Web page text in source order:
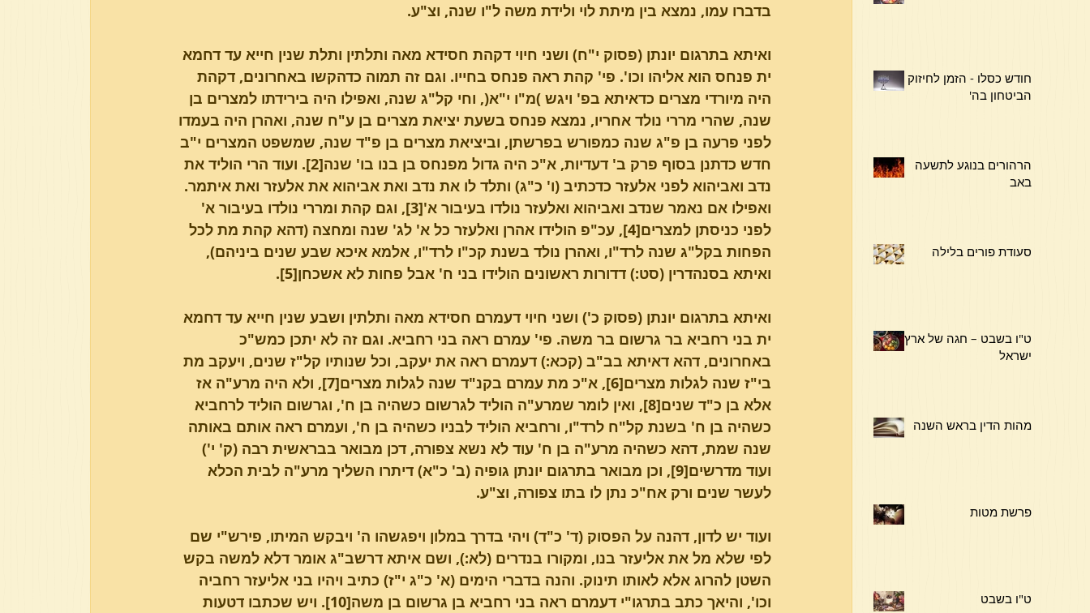
בדברו עמו, נמצא בין מיתת לוי ולידת משה ל"ו שנה, וצ"ע.
ואיתא בתרגום יונתן (פסוק י"ח) ושני חיוי דקהת חסידא מאה ותלתין ותלת שנין חייא עד דחמא
ית פנחס הוא אליהו וכו'. פי' קהת ראה פנחס בחייו. וגם זה תמוה כדהקשו באחרונים, דקהת
היה מיורדי מצרים כדאיתא בפ' ויגש )מ"ו י"א(, וחי קל"ג שנה, ואפילו היה בירידתו למצרים בן
שנה, שהרי מררי נולד אחריו, נמצא פנחס בשעת יציאת מצרים בן ע"ח שנה, ואהרן היה בעמדו
לפני פרעה בן פ"ג שנה כמפורש בפרשתן, וביציאת מצרים בן פ"ד שנה, שמשפט המצרים י"ב
חדש כדתנן בסוף פרק ב' דעדיות, א"כ היה גדול מפנחס בן בנו בו' שנה[2]. ועוד הרי הוליד את
נדב ואביהוא לפני אלעזר כדכתיב (ו' כ"ג) ותלד לו את נדב ואת אביהוא את אלעזר ואת איתמר.
ואפילו אם נאמר שנדב ואביהוא ואלעזר נולדו בעיבור א'[3], וגם קהת ומררי נולדו בעיבור א'
לפני כניסתן למצרים[4], עכ"פ הולידו אהרן ואלעזר כל א' לג' שנה ומחצה (דהא קהת מת לכל
הפחות בקל"ג שנה לרד"ו, ואהרן נולד בשנת קכ"ו לרד"ו, אלמא איכא שבע שנים ביניהם),
ואיתא בסנהדרין (סט:) דדורות ראשונים הולידו בני ח' אבל פחות לא אשכחן[5].
ואיתא בתרגום יונתן (פסוק כ') ושני חיוי דעמרם חסידא מאה ותלתין ושבע שנין חייא עד דחמא
ית בני רחביא בר גרשום בר משה. פי' עמרם ראה בני רחביא. וגם זה לא יתכן כמש"כ
באחרונים, דהא דאיתא בב"ב (קכא:) דעמרם ראה את יעקב, וכל שנותיו קל"ז שנים, ויעקב מת
בי"ז שנה לגלות מצרים[6], א"כ מת עמרם בקנ"ד שנה לגלות מצרים[7], ולא היה מרע"ה אז
אלא בן כ"ד שנים[8], ואין לומר שמרע"ה הוליד לגרשום כשהיה בן ח', וגרשום הוליד לרחביא
כשהיה בן ח' בשנת קל"ח לרד"ו, ורחביא הוליד לבניו כשהיה בן ח', ועמרם ראה אותם באותה
שנה שמת, דהא כשהיה מרע"ה בן ח' עוד לא נשא צפורה, דכן מבואר בבראשית רבה (ק' י')
ועוד מדרשים[9], וכן מבואר בתרגום יונתן גופיה (ב' כ"א) דיתרו השליך מרע"ה לבית הכלא
לעשר שנים ורק אח"כ נתן לו בתו צפורה, וצ"ע.
ועוד יש לדון, דהנה על הפסוק (ד' כ"ד) ויהי בדרך במלון ויפגשהו ה' ויבקש המיתו, פירש"י שם
לפי שלא מל את אליעזר בנו, ומקורו בנדרים (לא:), ושם איתא דרשב"ג אומר דלא למשה בקש
השטן להרוג אלא לאותו תינוק. והנה בדברי הימים (א' כ"ג י"ז) כתיב ויהיו בני אליעזר רחביה
וכו', והיאך כתב בתרגו"י דעמרם ראה בני רחביא בן גרשום בן משה[10]. ויש שכתבו דטעות
חודש כסלו - הזמן לחיזוק
הביטחון בה'
הרהורים בנוגע לתשעה
באב
סעודת פורים בלילה
ט"ו בשבט – חגה של ארץ
ישראל
מהות הדין בראש השנה
פרשת מטות
ט"ו בשבט